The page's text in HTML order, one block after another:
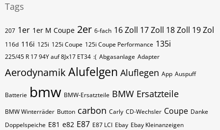
Tags
207 1er 1er M Coupe 2er 6-fach 16 Zoll 17 Zoll 18 Zoll 19 Zol
116d 116i 125i 125i Coupe 125i Coupe Performance 135i
225/45 R 17 94Y auf 8Jx17 ET34 :( Abgasanlage Adapter
Aerodynamik Alufelgen Aluflegen App Auspuff
Batterie bmw BMW-Ersatzteile BMW Ersatzteile
BMW Winterräder Button carbon Carly CD-Wechsler Coupe Danke
Doppelspeiche E81 e82 E87 E87 LCI Ebay Ebay Kleinanzeigen